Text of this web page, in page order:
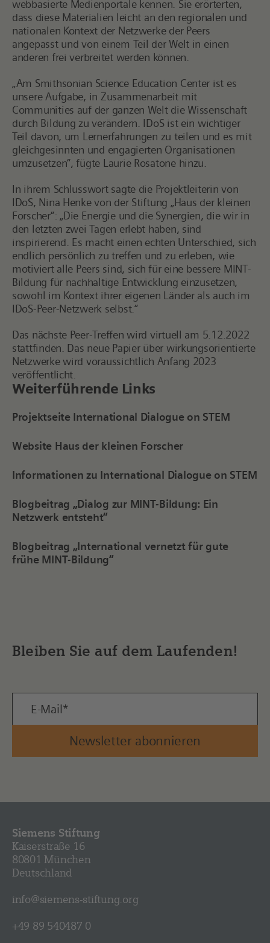
webbasierte Medienportale kennen. Sie erörterten,
dass diese Materialien leicht an den regionalen und
nationalen Kontext der Netzwerke der Peers
angepasst und von einem Teil der Welt in einen
anderen frei verbreitet werden können.
„Am Smithsonian Science Education Center ist es
unsere Aufgabe, in Zusammenarbeit mit
Communities auf der ganzen Welt die Wissenschaft
durch Bildung zu verändern. IDoS ist ein wichtiger
Teil davon, um Lernerfahrungen zu teilen und es mit
gleichgesinnten und engagierten Organisationen
umzusetzen“, fügte Laurie Rosatone hinzu.
In ihrem Schlusswort sagte die Projektleiterin von
IDoS, Nina Henke von der Stiftung „Haus der kleinen
Forscher“: „Die Energie und die Synergien, die wir in
den letzten zwei Tagen erlebt haben, sind
inspirierend. Es macht einen echten Unterschied, sich
endlich persönlich zu treffen und zu erleben, wie
motiviert alle Peers sind, sich für eine bessere MINT-
Bildung für nachhaltige Entwicklung einzusetzen,
sowohl im Kontext ihrer eigenen Länder als auch im
IDoS-Peer-Netzwerk selbst.“
Das nächste Peer-Treffen wird virtuell am 5.12.2022
stattfinden. Das neue Papier über wirkungsorientierte
Netzwerke wird voraussichtlich Anfang 2023
veröffentlicht.
Weiterführende Links
Projektseite International Dialogue on STEM
Website Haus der kleinen Forscher
Informationen zu International Dialogue on STEM
Blogbeitrag „Dialog zur MINT-Bildung: Ein
Netzwerk entsteht“
Blogbeitrag „International vernetzt für gute
frühe MINT-Bildung“
Bleiben Sie auf dem Laufenden!
Newsletter abonnieren
Siemens Stiftung
Kaiserstraße 16
80801 München
Deutschland
info@siemens-stiftung.org
+49 89 540487 0